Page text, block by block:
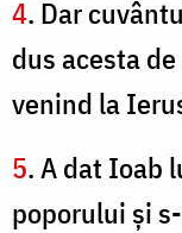
4. Dar
dus acesta
venind la
5. A dat Ioab
poporului şi